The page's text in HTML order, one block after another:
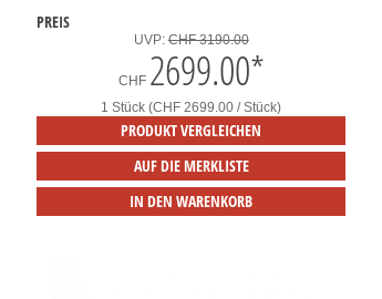
PREIS
UVP:CHF 3190.00
CHF 2699.00*
1 Stück (CHF 2699.00 / Stück)
PRODUKT VERGLEICHEN
AUF DIE MERKLISTE
IN DEN WARENKORB